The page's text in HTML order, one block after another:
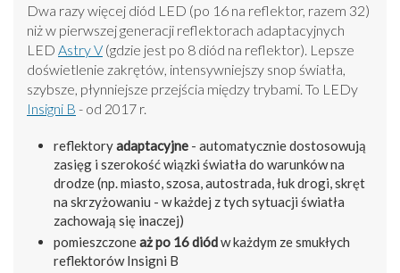
Dwa razy więcej diód LED (po 16 na reflektor, razem 32)
niż w pierwszej generacji reflektorach adaptacyjnych
LED Astry V (gdzie jest po 8 diód na reflektor). Lepsze
doświetlenie zakrętów, intensywniejszy snop światła,
szybsze, płynniejsze przejścia między trybami. To LEDy
Insigni B - od 2017 r.
reflektoryadaptacyjne - automatycznie dostosowują
zasięg i szerokość wiązki światła do warunków na
drodze (np. miasto, szosa, autostrada, łuk drogi, skręt
na skrzyżowaniu - w każdej z tych sytuacji światła
zachowają się inaczej)
pomieszczoneaż po 16 diódw każdym ze smukłych
reflektorów Insigni B